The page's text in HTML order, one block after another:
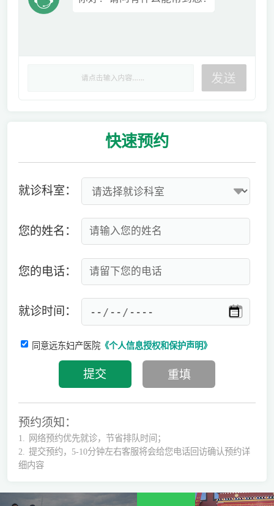
快速预约
就诊科室：
您的姓名：
您的电话：
就诊时间：
同意远东妇产医院《个人信息授权和保护声明》
预约须知：
1.
网络预约优先就诊，节省排队时间；
2.
提交预约，5-10分钟左右客服将会给您电话回访确认预约详
细内容